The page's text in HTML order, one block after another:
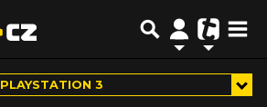
PLAYSTATION 3